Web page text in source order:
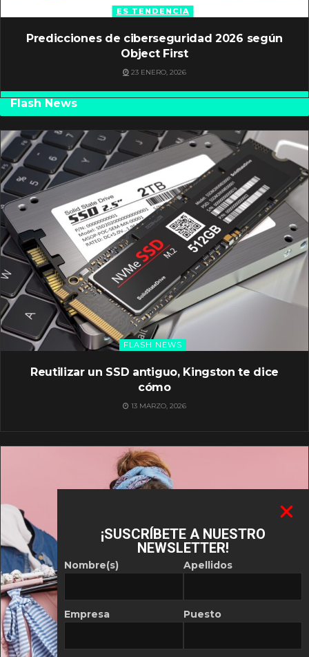
ES TENDENCIA
Predicciones de ciberseguridad 2026 según
Object First
23 ENERO, 2026
Flash News
FLASH NEWS
Reutilizar un SSD antiguo, Kingston te dice
cómo
13 MARZO, 2026
¡SUSCRÍBETE A NUESTRO
NEWSLETTER!
Nombre(s)
Empresa
Apellidos
Puesto